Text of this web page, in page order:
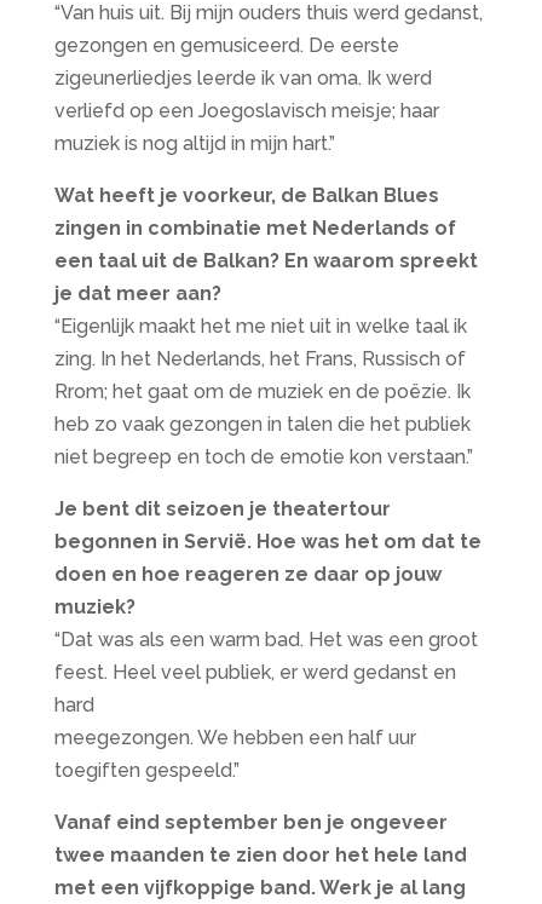
“Van huis uit. Bij mijn ouders thuis werd gedanst,
gezongen en gemusiceerd. De eerste
zigeunerliedjes leerde ik van oma. Ik werd
verliefd op een Joegoslavisch meisje; haar
muziek is nog altijd in mijn hart.”
Wat heeft je voorkeur, de Balkan Blues
zingen in combinatie met Nederlands of
een taal uit de Balkan? En waarom spreekt
je dat meer aan?
“Eigenlijk maakt het me niet uit in welke taal ik
zing. In het Nederlands, het Frans, Russisch of
Rrom; het gaat om de muziek en de poëzie. Ik
heb zo vaak gezongen in talen die het publiek
niet begreep en toch de emotie kon verstaan.”
Je bent dit seizoen je theatertour
begonnen in Servië. Hoe was het om dat te
doen en hoe reageren ze daar op jouw
muziek?
“Dat was als een warm bad. Het was een groot
feest. Heel veel publiek, er werd gedanst en
hard
meegezongen. We hebben een half uur
toegiften gespeeld.”
Vanaf eind september ben je ongeveer
twee maanden te zien door het hele land
met een vijfkoppige band. Werk je al lang